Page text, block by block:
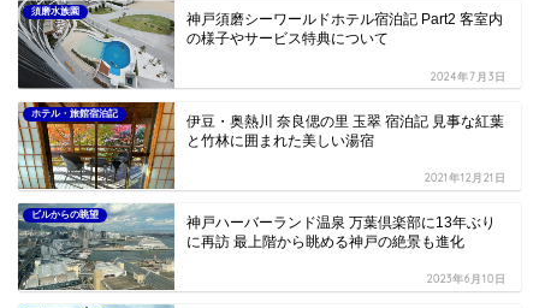
須磨水族園
神戸須磨シーワールドホテル宿泊記 Part2 客室内
の様子やサービス特典について
2024年7月3日
ホテル・旅館宿泊記
伊豆・奥熱川 奈良偲の里 玉翠 宿泊記 見事な紅葉
と竹林に囲まれた美しい湯宿
2021年12月21日
ビルからの眺望
神戸ハーバーランド温泉 万葉倶楽部に13年ぶり
に再訪 最上階から眺める神戸の絶景も進化
2023年6月10日